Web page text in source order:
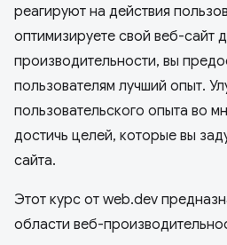
реагируют на действия
оптимизируете свой веб-сайт
производительности, вы
пользователям лучший опыт.
пользовательского опыта во
достичь целей, которые вы
сайта.
Этот курс от web.dev
области веб-